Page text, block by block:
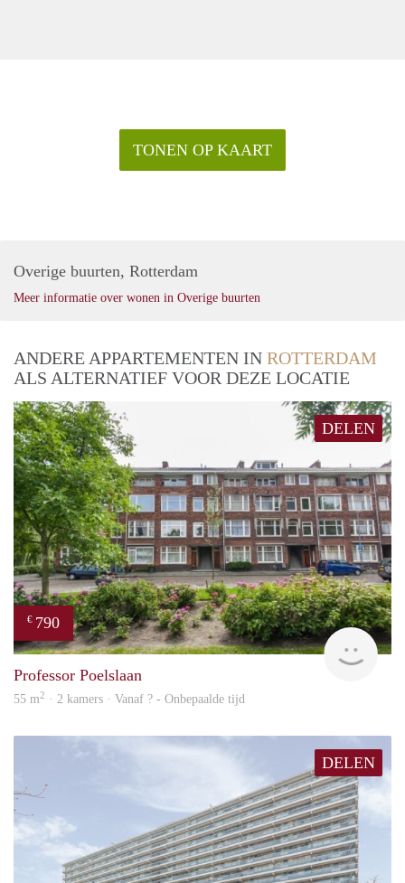
TONEN OP KAART
Overige buurten, Rotterdam
Meer informatie over wonen in Overige buurten
ANDERE APPARTEMENTEN IN ROTTERDAM
ALS ALTERNATIEF VOOR DEZE LOCATIE
DELEN
€ 790
Professor Poelslaan
55 m2 · 2 kamers · Vanaf ? - Onbepaalde tijd
DELEN